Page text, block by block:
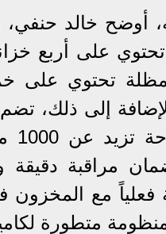
أوضح خالد
تحتوي على
إلى ذلك،
مراقبة دقيقة
فعلياً مع
متطورة